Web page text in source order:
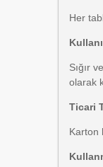
Her
Sığır
olarak
Ticari
Karton